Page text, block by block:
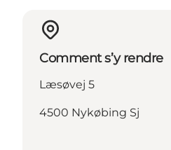
Comment s’y rendre
Læsøvej 5
4500 Nykøbing Sj